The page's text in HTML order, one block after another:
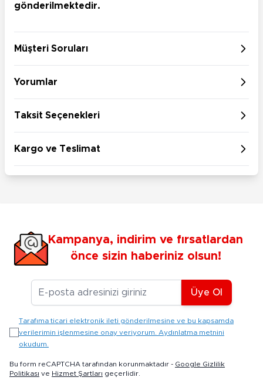
gönderilmektedir.
Müşteri Soruları
Yorumlar
Taksit Seçenekleri
Kargo ve Teslimat
Kampanya, indirim ve fırsatlardan
önce sizin haberiniz olsun!
E-posta Adresiniz
Üye Ol
Tarafıma ticari elektronik ileti gönderilmesine ve bu kapsamda
verilerimin işlenmesine onay veriyorum. Aydınlatma metnini
okudum.
Bu form reCAPTCHA tarafından korunmaktadır - Google Gizlilik
Politikası ve Hizmet Şartları geçerlidir.